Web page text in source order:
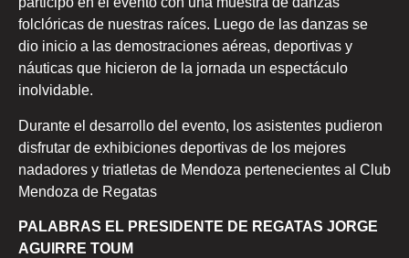
folclóricas de nuestras raíces. Luego de las danzas se
dio inicio a las demostraciones aéreas, deportivas y
náuticas que hicieron de la jornada un espectáculo
inolvidable.
Durante el desarrollo del evento, los asistentes pudieron
disfrutar de exhibiciones deportivas de los mejores
nadadores y triatletas de Mendoza pertenecientes al Club
Mendoza de Regatas
PALABRAS EL PRESIDENTE DE REGATAS JORGE
AGUIRRE TOUM